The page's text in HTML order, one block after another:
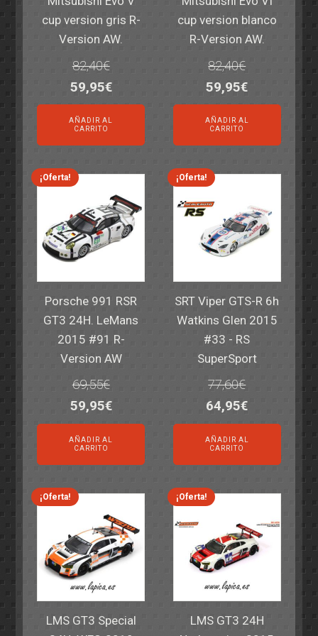
cup version gris R-
Version AW.
82,40€
El
precio
original
era:
82,40€.
59,95€El
precio
es:
59,95€.
AÑADIR AL
CARRITO
cup version blanco
R-Version AW.
82,40€
El
precio
original
era:
82,40€.
59,95€El
precio
es:
59,95€.
AÑADIR AL
CARRITO
¡Oferta!
Porsche 991 RSR
GT3 24H. LeMans
2015 #91 R-
Version AW
69,55€
El
precio
original
era:
69,55€.
59,95€El
precio
actual
es:
59,95€.
AÑADIR AL
CARRITO
¡Oferta!
SRT Viper GTS-R 6h
Watkins Glen 2015
#33 - RS
SuperSport
77,60€
El
precio
original
era:
77,60€.
64,95€El
precio
actual
es:
64,95€.
AÑADIR AL
CARRITO
¡Oferta!
LMS GT3 Special
¡Oferta!
LMS GT3 24H